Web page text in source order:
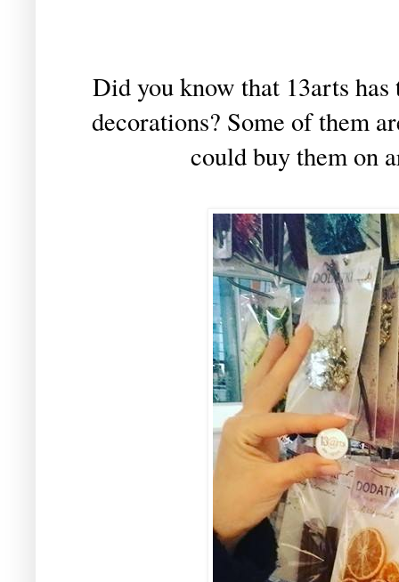
Did you know that 13arts
decorations? Some of them
could buy them on